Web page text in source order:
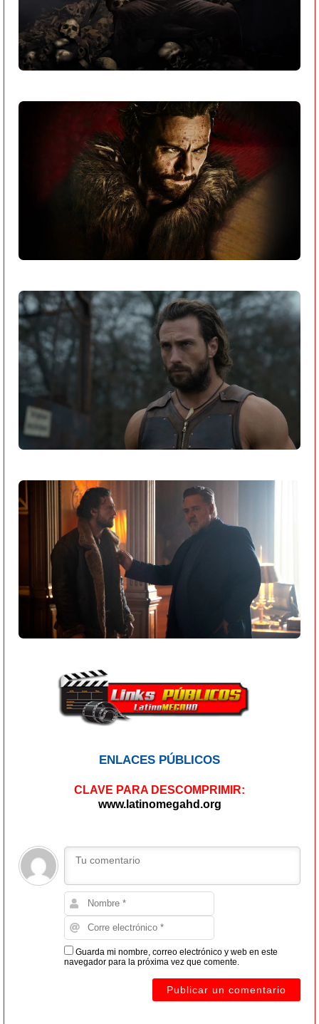
ENLACES PÚBLICOS
CLAVE PARA DESCOMPRIMIR:
www.latinomegahd.org
Guarda mi nombre, correo electrónico y web en este
navegador para la próxima vez que comente.